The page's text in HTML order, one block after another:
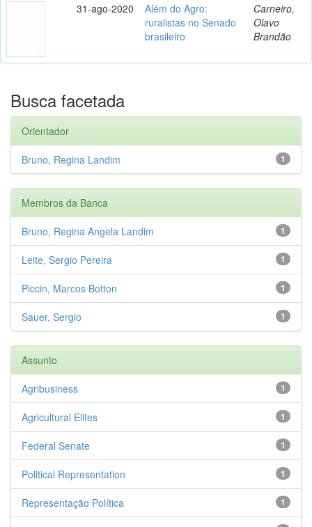
31-ago-2020
Além do Agro:
ruralistas no Senado
brasileiro
Carneiro,
Olavo
Brandão
Busca facetada
Orientador
1
Bruno, Regina Landim
Membros da Banca
1
Bruno, Regina Angela Landim
1
Leite, Sergio Pereira
1
Piccin, Marcos Botton
1
Sauer, Sergio
Assunto
1
Agribusiness
1
Agricultural Elites
1
Federal Senate
1
Political Representation
1
Representação Política